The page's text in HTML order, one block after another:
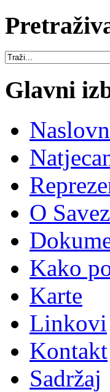
Glavni
O
Kako
Karte
Linkovi
Kontakt
Sadržaj